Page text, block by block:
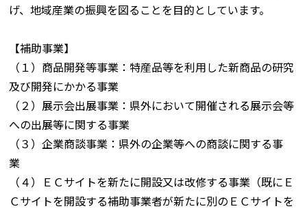
げ、地域産業の振興を図ることを目的としています。
【補助事業】
（１）商品開発等事業：特産品等を利用した新商品の研究
及び開発にかかる事業
（２）展示会出展事業：県外において開催される展示会等
への出展等に関する事業
（３）企業商談事業：県外の企業等への商談に関する事
業
（４）ＥＣサイトを新たに開設又は改修する事業（既にＥ
Ｃサイトを開設する補助事業者が新たに別のＥＣサイトを